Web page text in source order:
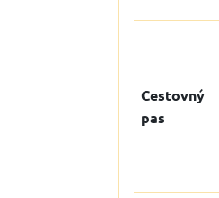
Cestovný
pas